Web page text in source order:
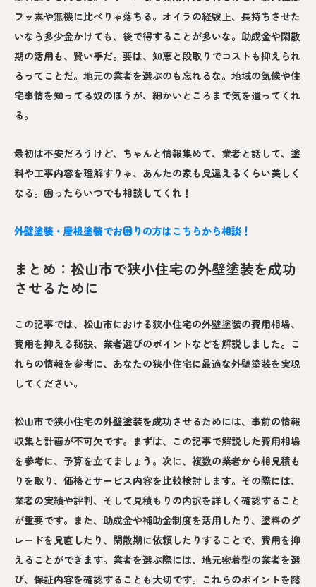
フッ素や無機に比べりゃ落ちる。オイラの経験上、長持ちさせた
いなら多少金かけても、後で得することが多いな。助成金や閑散
期の活用も、賢い手だ。要は、知恵と段取りでコストも抑えられ
るってことだ。地元の業者を選ぶのも忘れるな。地域の気候や住
宅事情を知ってる奴のほうが、細かいところまで気を遣ってくれ
る。
最初は不安だろうけど、ちゃんと情報集めて、業者と話して、塗
料や工事内容を理解すりゃ、あんたの家も見違えるくらい美しく
なる。困ったらいつでも相談してくれ！
外壁塗装・屋根塗装でお困りの方はこちらから相談！
まとめ：松山市で狭小住宅の外壁塗装を成功
させるために
この記事では、松山市における狭小住宅の外壁塗装の費用相場、
費用を抑える秘訣、業者選びのポイントなどを解説しました。こ
れらの情報を参考に、あなたの狭小住宅に最適な外壁塗装を実現
してください。
松山市で狭小住宅の外壁塗装を成功させるためには、事前の情報
収集と計画が不可欠です。まずは、この記事で解説した費用相場
を参考に、予算を立てましょう。次に、複数の業者から相見積も
りを取り、価格とサービス内容を比較検討します。その際には、
業者の実績や評判、そして見積もりの内訳を詳しく確認すること
が重要です。また、助成金や補助金制度を活用したり、塗料のグ
レードを見直したり、閑散期に依頼したりすることで、費用を抑
えることができます。業者を選ぶ際には、地元密着型の業者を選
び、保証内容を確認することも大切です。これらのポイントを踏